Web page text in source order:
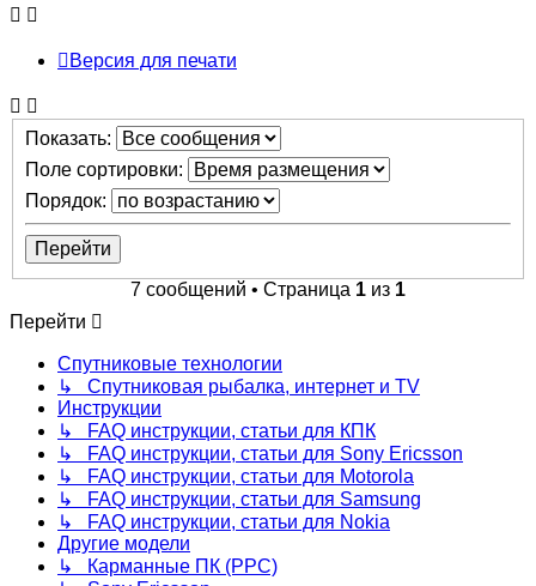
Версия для печати
Показать:
Поле сортировки:
Порядок:
7 сообщений • Страница 1 из 1
Перейти
Спутниковые технологии
↳ Спутниковая рыбалка, интернет и TV
Инструкции
↳ FAQ инструкции, статьи для КПК
↳ FAQ инструкции, статьи для Sony Ericsson
↳ FAQ инструкции, статьи для Motorola
↳ FAQ инструкции, статьи для Samsung
↳ FAQ инструкции, статьи для Nokia
Другие модели
↳ Карманные ПК (PPC)